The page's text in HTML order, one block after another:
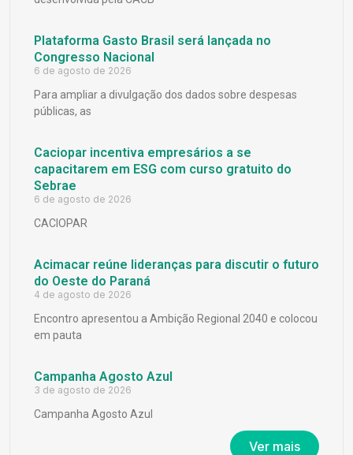
Plataforma Gasto Brasil será lançada no
Congresso Nacional
6 de agosto de 2026
Para ampliar a divulgação dos dados sobre despesas
públicas, as
Caciopar incentiva empresários a se
capacitarem em ESG com curso gratuito do
Sebrae
6 de agosto de 2026
CACIOPAR
Acimacar reúne lideranças para discutir o futuro
do Oeste do Paraná
4 de agosto de 2026
Encontro apresentou a Ambição Regional 2040 e colocou
em pauta
Campanha Agosto Azul
3 de agosto de 2026
Campanha Agosto Azul
Ver mais